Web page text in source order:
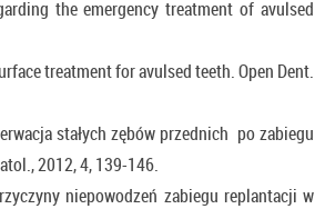
the emergency treatment of avulsed
treatment for avulsed teeth. Open Dent.
stałych zębów przednich po zabiegu
2012, 4, 139-146.
niepowodzeń zabiegu replantacji w